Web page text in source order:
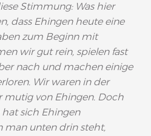
Stimmung: Was hier
dass Ehingen heute eine
zum Beginn mit
wir gut rein, spielen fast
nach und machen einige
Wir waren in der
mutig von Ehingen. Doch
sich Ehingen
man unten drin steht,